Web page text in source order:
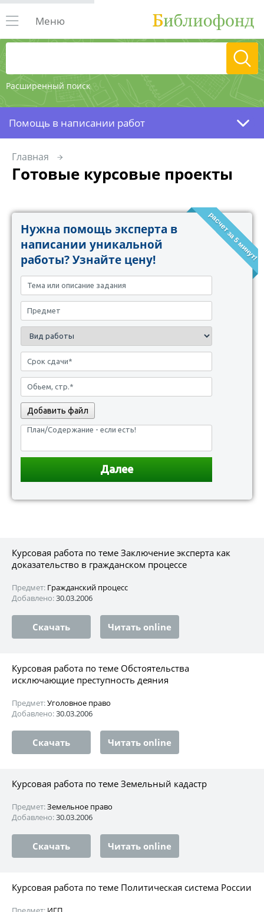
Расширенный поиск
Меню
Помощь в написании работ
Главная
Готовые курсовые проекты
расчет за 5 минут!
Нужна помощь эксперта в
написании уникальной
работы? Узнайте цену!
Добавить файл
Курсовая работа по теме Заключение эксперта как
доказательство в гражданском процессе
Предмет: Гражданский процесс
Добавлено:30.03.2006
Скачать Читать online
Курсовая работа по теме Обстоятельства
исключающие преступность деяния
Предмет:Уголовное право
Добавлено:30.03.2006
Скачать Читать online
Курсовая работа по теме Земельный кадастр
Предмет:Земельное право
Добавлено:30.03.2006
Скачать Читать online
Курсовая работа по теме Политическая система России